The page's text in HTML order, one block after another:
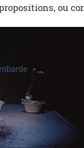
ou